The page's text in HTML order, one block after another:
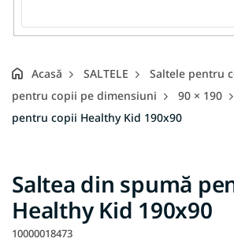
Acasă SALTELE Saltele pentru
pentru copii pe dimensiuni
90 × 190
pentru copii Healthy Kid 190x90
Saltea din spumă
Healthy Kid 190x90
10000018473